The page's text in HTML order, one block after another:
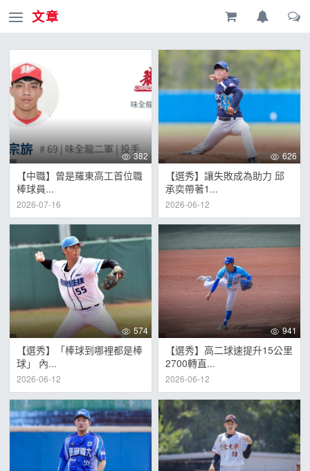
文章
382
【中職】曾是羅東高工首位職
棒球員...
2026-07-16
626
【選秀】讓失敗成為助力 邱
承奕帶著1...
2026-06-12
574
【選秀】「棒球到哪裡都是棒
球」 內...
2026-06-12
941
【選秀】高二球速提升15公里
2700轉直...
2026-06-12